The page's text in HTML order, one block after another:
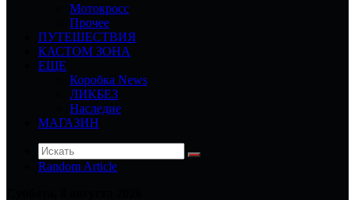
Мотокросс
Прочее
ПУТЕШЕСТВИЯ
КАСТОМ ЗОНА
ЕЩЕ
Коробка News
ЛИКБЕЗ
Наследие
МАГАЗИН
Random Article